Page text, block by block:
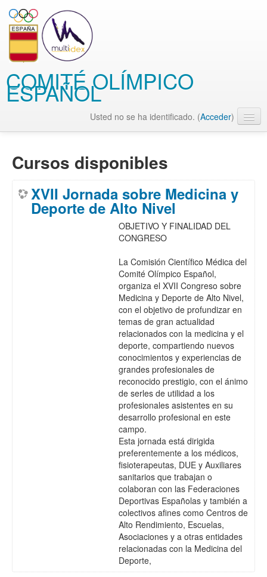
COMITÉ OLÍMPICO
ESPAÑOL
Usted no se ha identificado. (Acceder)
Cursos disponibles
XVII Jornada sobre Medicina y
Deporte de Alto Nivel
OBJETIVO Y FINALIDAD DEL
CONGRESO
La Comisión Científico Médica del
Comité Olímpico Español,
organiza el XVII Congreso sobre
Medicina y Deporte de Alto Nivel,
con el objetivo de profundizar en
temas de gran actualidad
relacionados con la medicina y el
deporte, compartiendo nuevos
conocimientos y experiencias de
grandes profesionales de
reconocido prestigio, con el ánimo
de serles de utilidad a los
profesionales asistentes en su
desarrollo profesional en este
campo.
Esta jornada está dirigida
preferentemente a los médicos,
fisioterapeutas, DUE y Auxiliares
sanitarios que trabajan o
colaboran con las Federaciones
Deportivas Españolas y también a
colectivos afines como Centros de
Alto Rendimiento, Escuelas,
Asociaciones y a otras entidades
relacionadas con la Medicina del
Deporte,